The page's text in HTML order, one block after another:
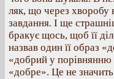
ляк, що через хворобу
завдання. І ще
бракує щось, щоб її
назвав один її образ
«добрий у порівнянню
«добре». Це не